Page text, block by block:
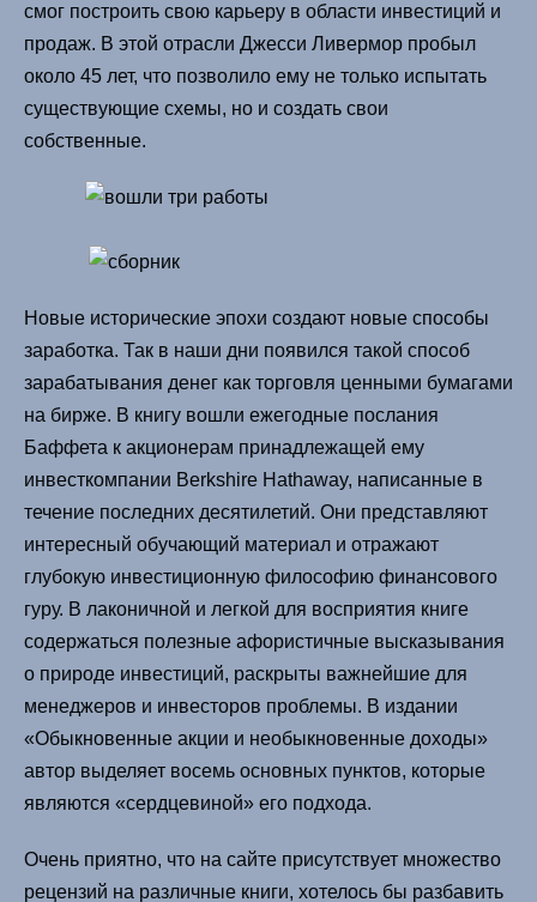
смог построить свою карьеру в области инвестиций и
продаж. В этой отрасли Джесси Ливермор пробыл
около 45 лет, что позволило ему не только испытать
существующие схемы, но и создать свои
собственные.
Новые исторические эпохи создают новые способы
заработка. Так в наши дни появился такой способ
зарабатывания денег как торговля ценными бумагами
на бирже. В книгу вошли ежегодные послания
Баффета к акционерам принадлежащей ему
инвесткомпании Berkshire Hathaway, написанные в
течение последних десятилетий. Они представляют
интересный обучающий материал и отражают
глубокую инвестиционную философию финансового
гуру. В лаконичной и легкой для восприятия книге
содержаться полезные афористичные высказывания
о природе инвестиций, раскрыты важнейшие для
менеджеров и инвесторов проблемы. В издании
«Обыкновенные акции и необыкновенные доходы»
автор выделяет восемь основных пунктов, которые
являются «сердцевиной» его подхода.
Очень приятно, что на сайте присутствует множество
рецензий на различные книги, хотелось бы разбавить